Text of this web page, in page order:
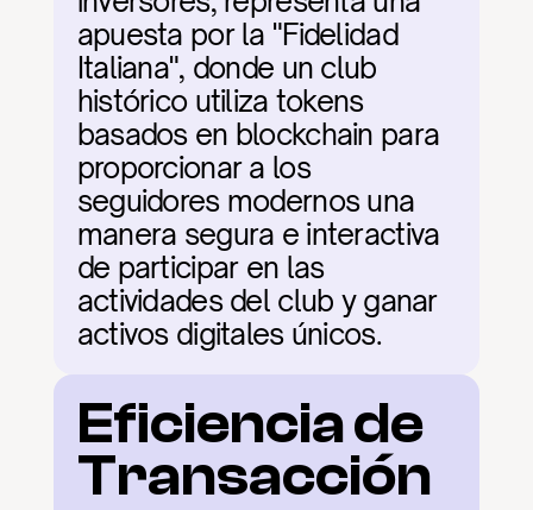
apuesta por la "Fidelidad
Italiana", donde un club
histórico utiliza tokens
basados en blockchain para
proporcionar a los
seguidores modernos una
manera segura e interactiva
de participar en las
actividades del club y ganar
activos digitales únicos.
Eficiencia de
Transacción